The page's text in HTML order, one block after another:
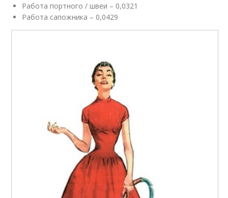
Работа портного / швеи – 0,0321
Работа сапожника – 0,0429